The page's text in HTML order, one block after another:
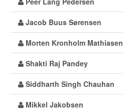
Jacob Buus Sørensen
Morten Kronholm Mathiasen
Shakti Raj Pandey
Siddharth Singh Chauhan
Mikkel Jakobsen